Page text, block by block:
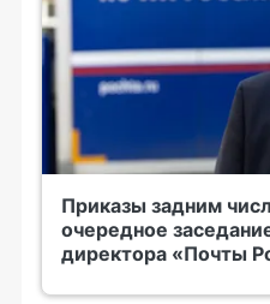
Приказы задним
очередное
директора «Почты